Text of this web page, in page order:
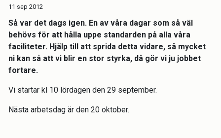
11 sep 2012
Så var det dags igen. En av våra dagar som så väl
behövs för att hålla uppe standarden på alla våra
faciliteter. Hjälp till att sprida detta vidare, så mycket
ni kan så att vi blir en stor styrka, då gör vi ju jobbet
fortare.
Vi startar kl 10 lördagen den 29 september.
Nästa arbetsdag är den 20 oktober.